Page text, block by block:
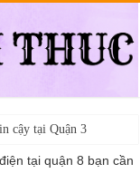
cậy tại Quận 3
(A2 cũ), A1 uy tín tại
tại quận 8 bạn cần